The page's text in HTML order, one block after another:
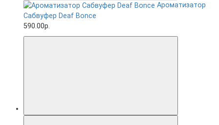
Ароматизатор
Сабвуфер Deaf Bonce
590.00р.